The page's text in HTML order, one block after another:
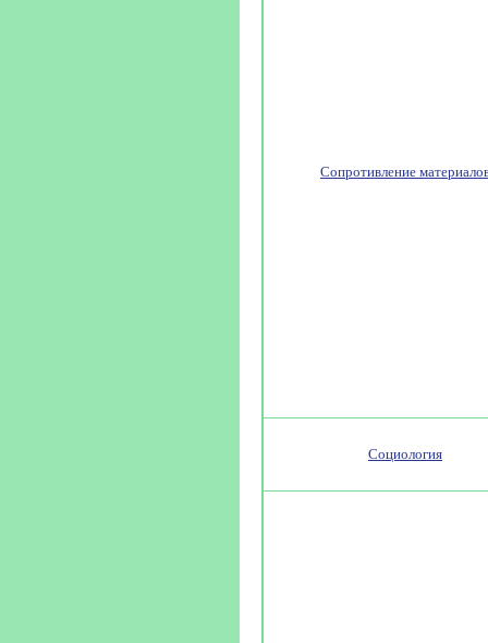
Сопротивление
Социология